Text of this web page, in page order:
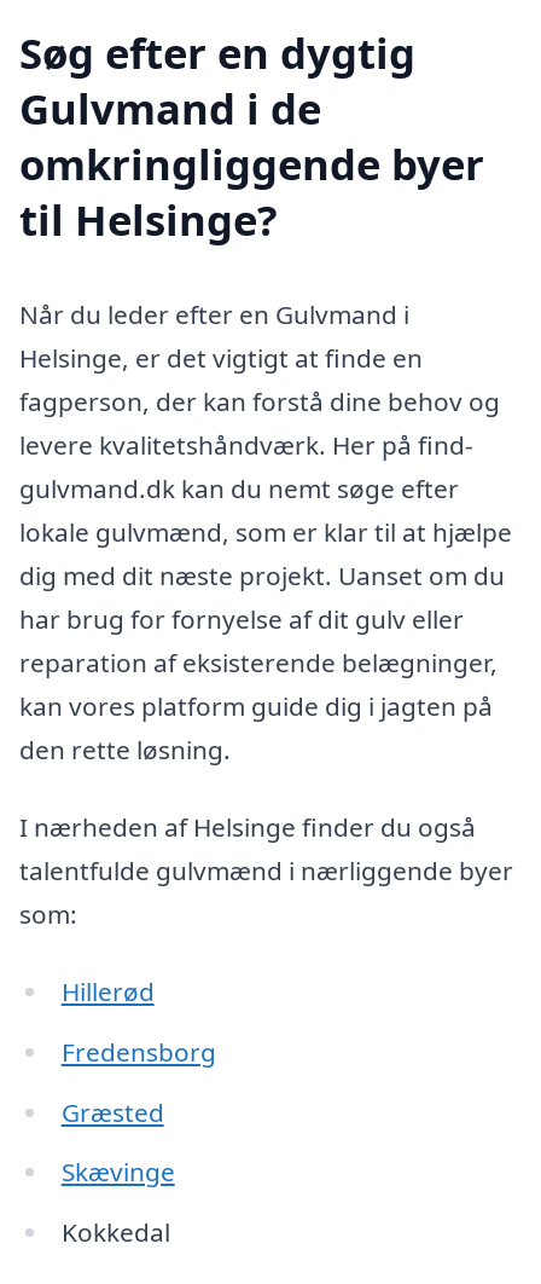
Søg efter en dygtig
Gulvmand i de
omkringliggende byer
til Helsinge?
Når du leder efter en Gulvmand i
Helsinge, er det vigtigt at finde en
fagperson, der kan forstå dine behov og
levere kvalitetshåndværk. Her på find-
gulvmand.dk kan du nemt søge efter
lokale gulvmænd, som er klar til at hjælpe
dig med dit næste projekt. Uanset om du
har brug for fornyelse af dit gulv eller
reparation af eksisterende belægninger,
kan vores platform guide dig i jagten på
den rette løsning.
I nærheden af Helsinge finder du også
talentfulde gulvmænd i nærliggende byer
som:
Hillerød
Fredensborg
Græsted
Skævinge
Kokkedal